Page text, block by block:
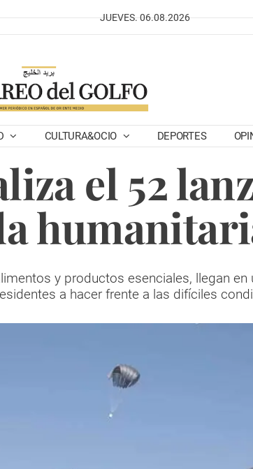
JUEVES. 06.08.2026
CULTURA&OCIO DEPORTES
el 52
y productos esenciales, llegan
a hacer frente a las difíciles